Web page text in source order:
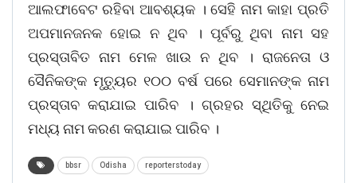
ଆଲଫାବେଟ ରହିବା ଆବଶ୍ୟକ । ସେହି ନାମ କାହା ପ୍ରତି
ଅପମାନଜନକ ହୋଇ ନ ଥିବ । ପୂର୍ବରୁ ଥିବା ନାମ ସହ
ପ୍ରସ୍ତାବିତ ନାମ ମେଳ ଖାଉ ନ ଥିବ । ରାଜନେତା ଓ
ସୈନିକଙ୍କ ମୃତ୍ୟୁର ୧୦୦ ବର୍ଷ ପରେ ସେମାନଙ୍କ ନାମ
ପ୍ରସ୍ତାବ କରାଯାଇ ପାରିବ । ଗ୍ରହର ସ୍ଥିତିକୁ ନେଇ
ମଧ୍ୟ ନାମ କରଣ କରାଯାଇ ପାରିବ ।
bbsr Odisha reporterstoday